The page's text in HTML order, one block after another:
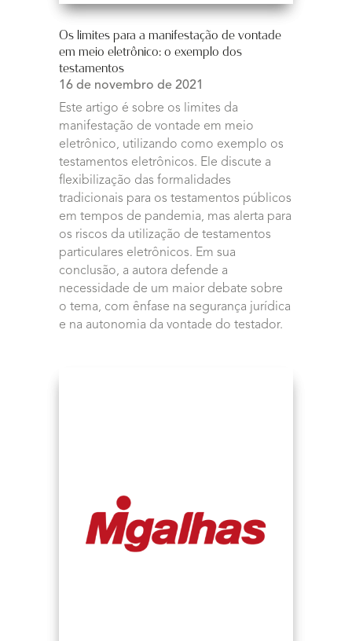
Os limites para a manifestação de vontade
em meio eletrônico: o exemplo dos
testamentos
16 de novembro de 2021
Este artigo é sobre os limites da
manifestação de vontade em meio
eletrônico, utilizando como exemplo os
testamentos eletrônicos. Ele discute a
flexibilização das formalidades
tradicionais para os testamentos públicos
em tempos de pandemia, mas alerta para
os riscos da utilização de testamentos
particulares eletrônicos. Em sua
conclusão, a autora defende a
necessidade de um maior debate sobre
o tema, com ênfase na segurança jurídica
e na autonomia da vontade do testador.